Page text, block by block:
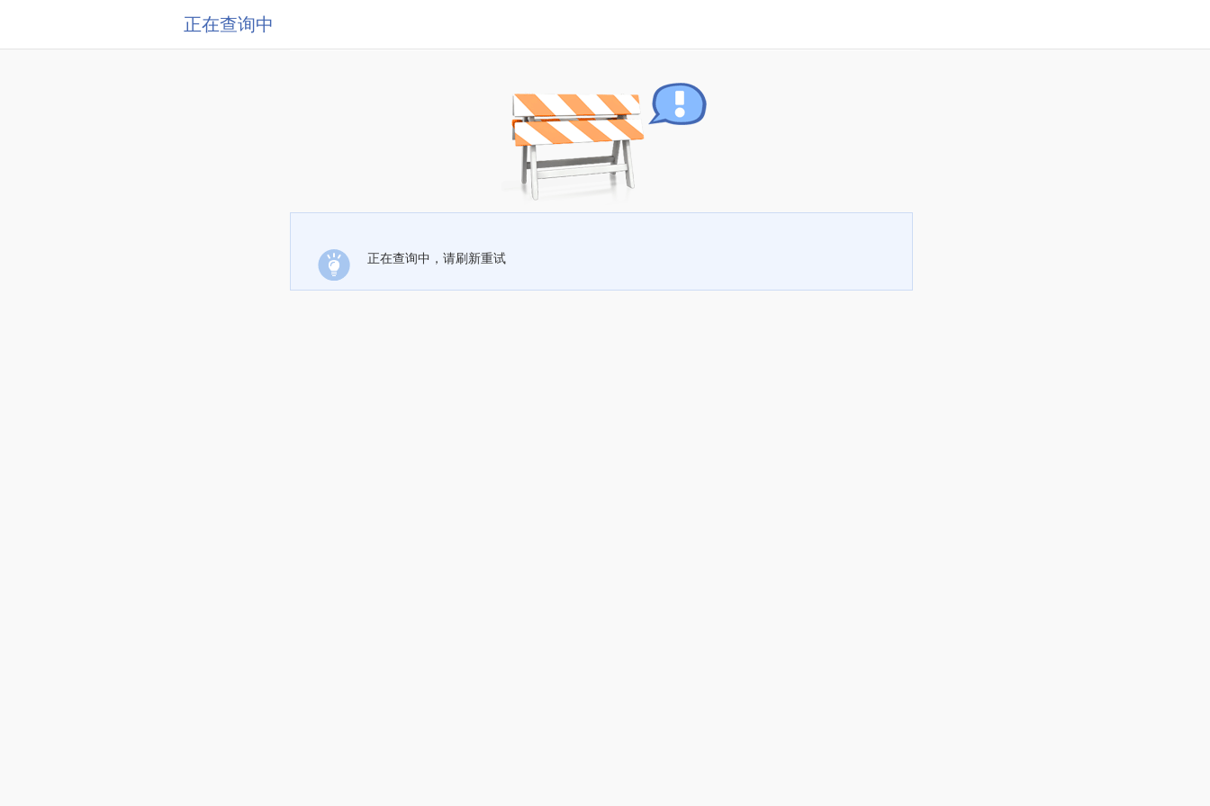
正在查询中
正在查询中，请刷新重试